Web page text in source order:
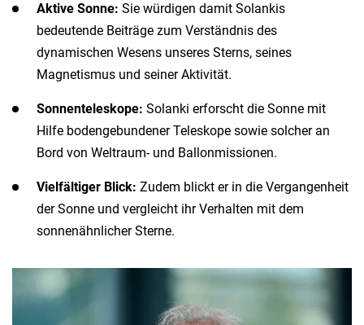
Aktive Sonne: Sie würdigen damit Solankis
bedeutende Beiträge zum Verständnis des
dynamischen Wesens unseres Sterns, seines
Magnetismus und seiner Aktivität.
Sonnenteleskope: Solanki erforscht die Sonne mit
Hilfe bodengebundener Teleskope sowie solcher an
Bord von Weltraum- und Ballonmissionen.
Vielfältiger Blick: Zudem blickt er in die Vergangenheit
der Sonne und vergleicht ihr Verhalten mit dem
sonnenähnlicher Sterne.